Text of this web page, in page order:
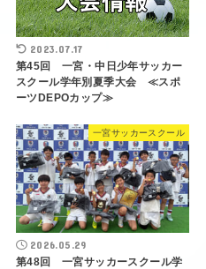
2023.07.17
第45回 一宮・中日少年サッカー
スクール学年別夏季大会 ≪スポ
ーツDEPOカップ≫
一宮サッカースクール
2026.05.29
第48回 一宮サッカースクール学